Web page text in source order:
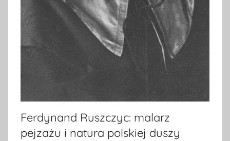
Ferdynand Ruszczyc: malarz
pejzażu i natura polskiej duszy